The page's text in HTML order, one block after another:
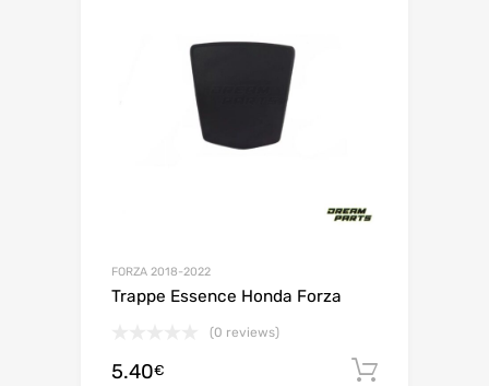
FORZA 2018-2022
Trappe Essence Honda Forza
(0 reviews)
5.40€